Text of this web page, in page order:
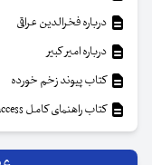
درباره فخرالدین عراقی
درباره امیر کبیر
کتاب پیوند زخم خورده
کتاب راهنمای کامل Interaction access